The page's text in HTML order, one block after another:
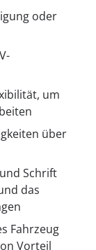
oder
um
über
Schrift
das
Fahrzeug
Vorteil